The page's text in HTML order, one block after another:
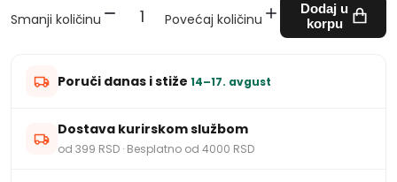
Smanji količinu Povećaj količinu
Dodaj u
korpu
Poruči danas i stiže 14–17. avgust
Dostava kurirskom službom
od 399 RSD · Besplatno od 4000 RSD